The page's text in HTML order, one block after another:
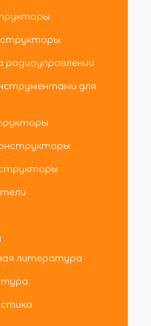
для
литература